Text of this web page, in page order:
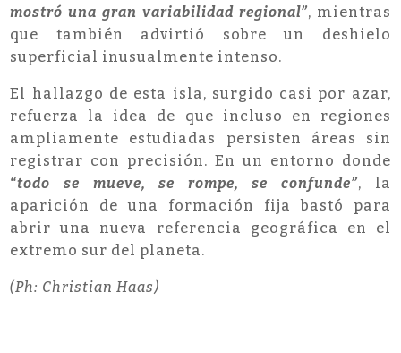
mostró una gran variabilidad regional”, mientras
que también advirtió sobre un deshielo
superficial inusualmente intenso.
El hallazgo de esta isla, surgido casi por azar,
refuerza la idea de que incluso en regiones
ampliamente estudiadas persisten áreas sin
registrar con precisión. En un entorno donde
“todo se mueve, se rompe, se confunde”, la
aparición de una formación fija bastó para
abrir una nueva referencia geográfica en el
extremo sur del planeta.
(Ph: Christian Haas)